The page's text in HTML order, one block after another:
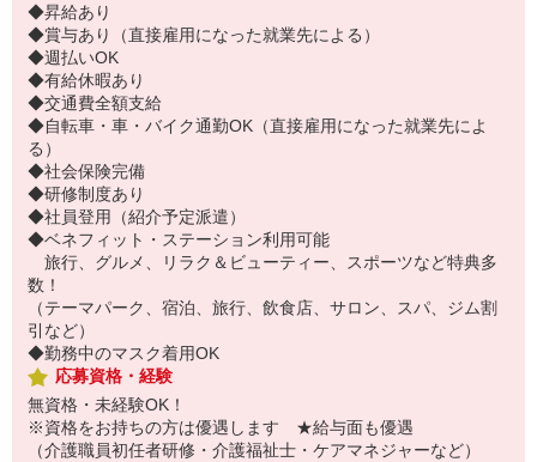
◆昇給あり
◆賞与あり（直接雇用になった就業先による）
◆週払いOK
◆有給休暇あり
◆交通費全額支給
◆自転車・車・バイク通勤OK（直接雇用になった就業先によ
る）
◆社会保険完備
◆研修制度あり
◆社員登用（紹介予定派遣）
◆ベネフィット・ステーション利用可能
旅行、グルメ、リラク＆ビューティー、スポーツなど特典多
数！
（テーマパーク、宿泊、旅行、飲食店、サロン、スパ、ジム割
引など）
◆勤務中のマスク着用OK
応募資格・経験
無資格・未経験OK！
※資格をお持ちの方は優遇します ★給与面も優遇
（介護職員初任者研修・介護福祉士・ケアマネジャーなど）